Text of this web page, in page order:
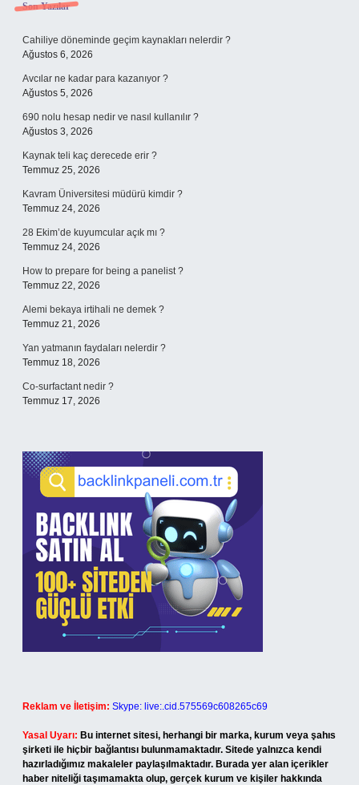
Sidebar
Son Yazılar
Cahiliye döneminde geçim kaynakları nelerdir ?
Ağustos 6, 2026
Avcılar ne kadar para kazanıyor ?
Ağustos 5, 2026
690 nolu hesap nedir ve nasıl kullanılır ?
Ağustos 3, 2026
Kaynak teli kaç derecede erir ?
Temmuz 25, 2026
Kavram Üniversitesi müdürü kimdir ?
Temmuz 24, 2026
28 Ekim’de kuyumcular açık mı ?
Temmuz 24, 2026
How to prepare for being a panelist ?
Temmuz 22, 2026
Alemi bekaya irtihali ne demek ?
Temmuz 21, 2026
Yan yatmanın faydaları nelerdir ?
Temmuz 18, 2026
Co-surfactant nedir ?
Temmuz 17, 2026
Reklam ve İletişim: Skype: live:.cid.575569c608265c69
Yasal Uyarı: Bu internet sitesi, herhangi bir marka, kurum veya şahıs
şirketi ile hiçbir bağlantısı bulunmamaktadır. Sitede yalnızca kendi
hazırladığımız makaleler paylaşılmaktadır. Burada yer alan içerikler
haber niteliği taşımamakta olup, gerçek kurum ve kişiler hakkında